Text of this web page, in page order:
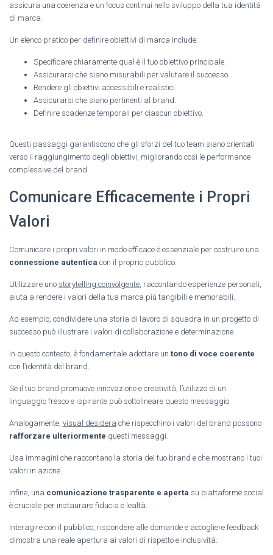
assicura una coerenza e un focus continui nello sviluppo della tua identità
di marca.
Un elenco pratico per definire obiettivi di marca include:
Specificare chiaramente qual è il tuo obiettivo principale.
Assicurarsi che siano misurabili per valutare il successo.
Rendere gli obiettivi accessibili e realistici.
Assicurarsi che siano pertinenti al brand.
Definire scadenze temporali per ciascun obiettivo.
Questi passaggi garantiscono che gli sforzi del tuo team siano orientati
verso il raggiungimento degli obiettivi, migliorando così le performance
complessive del brand.
Comunicare Efficacemente i Propri
Valori
Comunicare i propri valori in modo efficace è essenziale per costruire una
connessione autentica con il proprio pubblico.
Utilizzare uno storytelling coinvolgente , raccontando esperienze personali,
aiuta a rendere i valori della tua marca più tangibili e memorabili.
Ad esempio, condividere una storia di lavoro di squadra in un progetto di
successo può illustrare i valori di collaborazione e determinazione.
In questo contesto, è fondamentale adottare un tono di voce coerente
con l’identità del brand.
Se il tuo brand promuove innovazione e creatività, l’utilizzo di un
linguaggio fresco e ispirante può sottolineare questo messaggio.
Analogamente, visual desidera che rispecchino i valori del brand possono
rafforzare ulteriormente questi messaggi.
Usa immagini che raccontano la storia del tuo brand e che mostrano i tuoi
valori in azione.
Infine, una comunicazione trasparente e aperta su piattaforme social
è cruciale per instaurare fiducia e lealtà.
Interagire con il pubblico, rispondere alle domande e accogliere feedback
dimostra una reale apertura ai valori di rispetto e inclusività.